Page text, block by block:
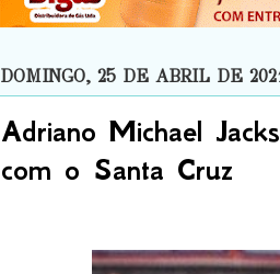
DOMINGO, 25 DE ABRIL DE
Adriano Michael
com o Santa Cruz